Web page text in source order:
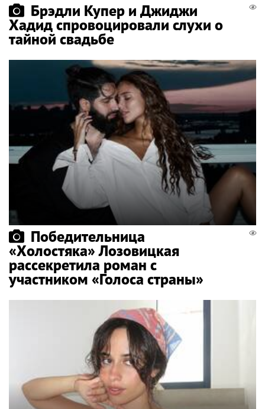
Брэдли Купер и Джиджи
Хадид спровоцировали слухи о
тайной свадьбе
Победительница
«Холостяка» Лозовицкая
рассекретила роман с
участником «Голоса страны»